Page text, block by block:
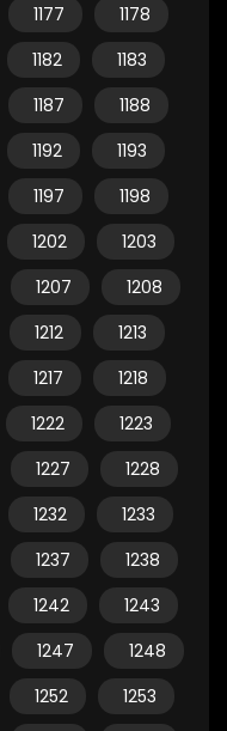
1177
1178
1182
1183
1187
1188
1192
1193
1197
1198
1202
1203
1207
1208
1212
1213
1217
1218
1222
1223
1227
1228
1232
1233
1237
1238
1242
1243
1247
1248
1252
1253